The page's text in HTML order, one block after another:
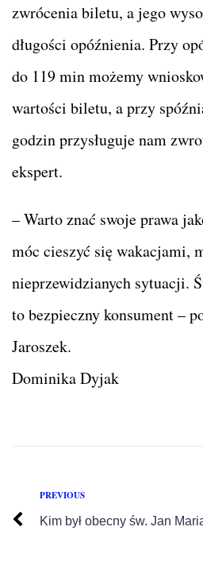
zwrócenia biletu, a jego
długości opóźnienia. Przy
do 119 min możemy
wartości biletu, a przy
godzin przysługuje nam
ekspert.
– Warto znać swoje prawa
móc cieszyć się wakacjami,
nieprzewidzianych sytuacji.
to bezpieczny konsument –
Jaroszek.
Dominika Dyjak
PREVIOUS
Kim był obecny św. Jan